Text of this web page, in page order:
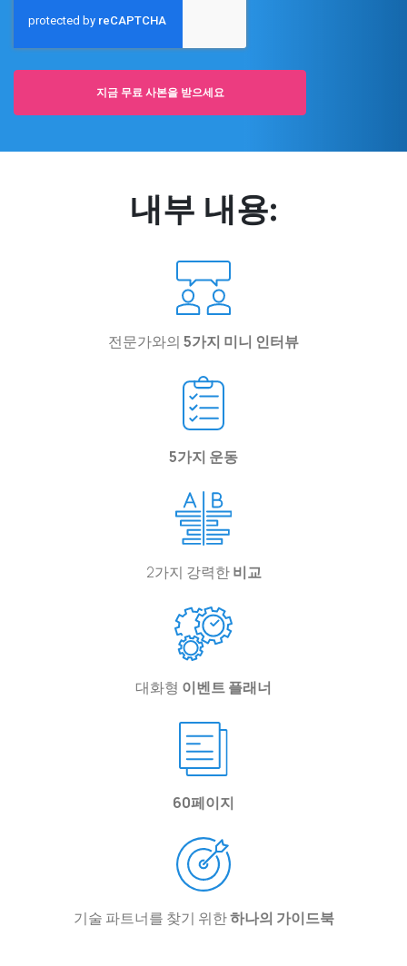
지금 무료 사본을 받으세요
내부 내용:
전문가와의 5가지 미니 인터뷰
5가지 운동
2가지 강력한비교
대화형 이벤트 플래너
60페이지
기술 파트너를 찾기 위한하나의 가이드북